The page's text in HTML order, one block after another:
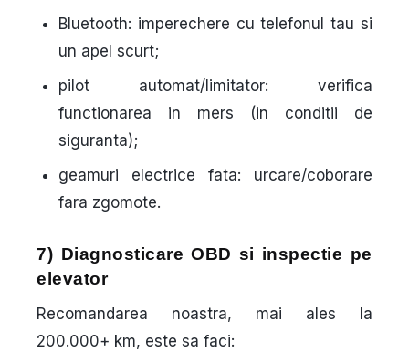
Bluetooth: imperechere cu telefonul tau si
un apel scurt;
pilot automat/limitator: verifica
functionarea in mers (in conditii de
siguranta);
geamuri electrice fata: urcare/coborare
fara zgomote.
7) Diagnosticare OBD si inspectie pe
elevator
Recomandarea noastra, mai ales la
200.000+ km, este sa faci: